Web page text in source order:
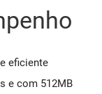
eficiente
e com 512MB